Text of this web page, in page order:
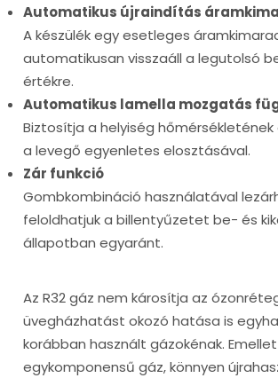
Automatikus újraindítás
A készülék egy esetleges
automatikusan visszaáll a legutolsó
értékre.
Automatikus lamella mozgatás
Biztosítja a helyiség
a levegő egyenletes elosztásával.
Zár funkció
Gombkombináció használatával
feloldhatjuk a billentyűzetet be- és
állapotban egyaránt.
Az R32 gáz nem károsítja az
üvegházhatást okozó hatása is
korábban használt gázokénak.
egykomponensű gáz, könnyen